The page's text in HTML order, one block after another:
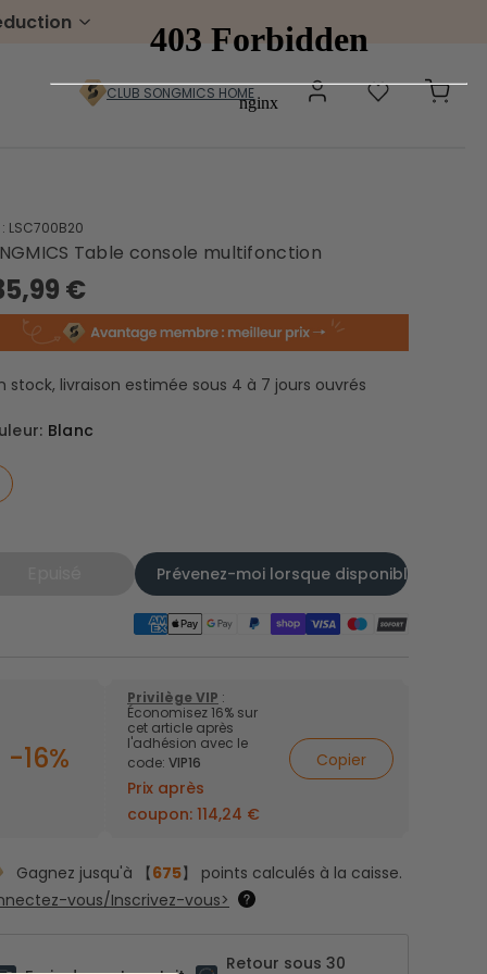
CLUB SONGMICS HOME
Pelouse & jardin
Boîtes aux lettres
Échelles
LSC700B20
Table console multifonction
€
stock, livraison estimée sous 4 à 7 jours ouvrés
Blanc
Prévenez-moi lorsque disponible
-16%
Privilège VIP :
Économisez 16% sur
cet article après
l'adhésion avec le
code: VIP16
Prix après
coupon: 114,24 €
Copier
Gagnez jusqu'à 【675】 points calculés à la caisse.
vous/Inscrivez-vous>
Retour sous 30